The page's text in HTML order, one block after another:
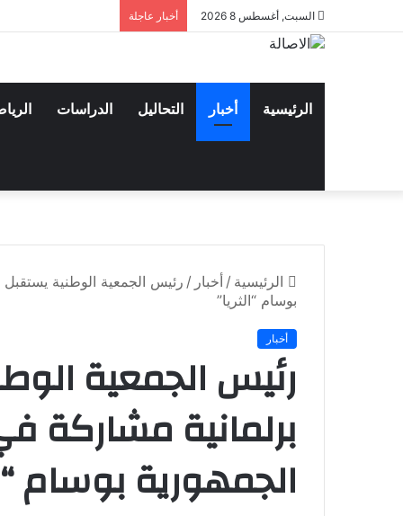
السبت, أغسطس 8 2026 أخبار عاجلة
الرئيسية أخبار التحاليل الدراسات
الرئيسية / أخبار / رئيس الجمعية الوطنية
بوسام “الثريا”
أخبار
رئيس الجمعية
برلمانية
الجمهورية بوسام